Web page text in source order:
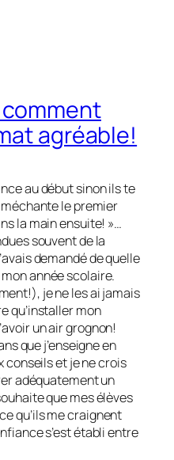
agréable!
au début sinon ils te
le premier
la main ensuite! »…
souvent de la
demandé de quelle
année scolaire.
je ne les ai jamais
qu’installer mon
un air grognon!
que j’enseigne en
conseils et je ne crois
adéquatement un
que mes élèves
qu’ils me craignent
s’est établi entre